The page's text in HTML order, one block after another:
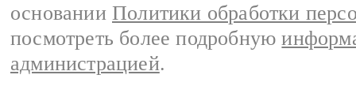
основании Политики обработки
посмотреть более подробную
администрацией.